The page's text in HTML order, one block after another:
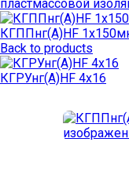
пластмассовой
КГППнг(А)HF
Back to products
КГРУнг(А)HF 4х16